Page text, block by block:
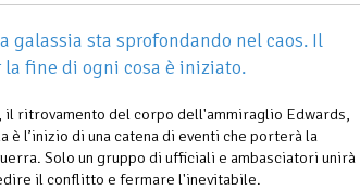
galassia sta sprofondando nel caos. Il
fine di ogni cosa è iniziato.
il ritrovamento del corpo dell'ammiraglio Edwards,
è l’inizio di una catena di eventi che porterà la
Solo un gruppo di ufficiali e ambasciatori unirà
il conflitto e fermare l'inevitabile.